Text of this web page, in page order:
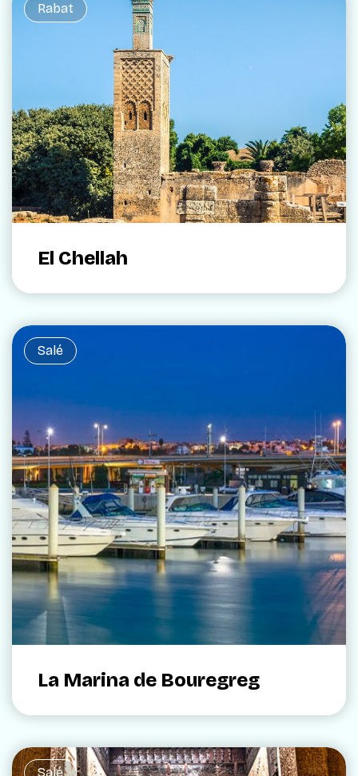
Rabat
El Chellah
Salé
La Marina de Bouregreg
Salé